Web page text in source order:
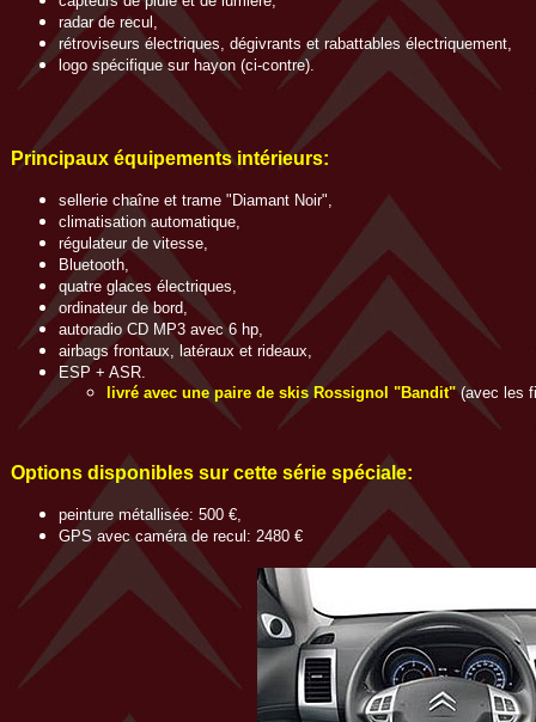
radar de recul,
rétroviseurs électriques, dégivrants et rabattables électriquement,
logo spécifique sur hayon (ci-contre).
Principaux équipements intérieurs:
sellerie chaîne et trame "Diamant Noir",
climatisation automatique,
régulateur de vitesse,
Bluetooth,
quatre glaces électriques,
ordinateur de bord,
autoradio CD MP3 avec 6 hp,
airbags frontaux, latéraux et rideaux,
ESP + ASR.
livré avec une paire de skis Rossignol "Bandit"(avec les
Options disponibles sur cette série spéciale:
peinture métallisée: 500 €,
GPS avec caméra de recul: 2480 €